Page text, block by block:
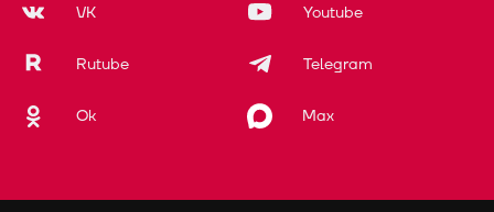
VK Youtube
Rutube Telegram
Ok Max